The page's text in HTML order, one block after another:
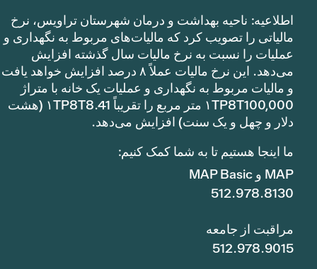
اطلاعیه: ناحیه بهداشت و درمان شهرستان تراویس، نرخ
مالیاتی را تصویب کرد که مالیات‌های مربوط به نگهداری و
عملیات را نسبت به نرخ مالیات سال گذشته افزایش
می‌دهد. این نرخ مالیات عملاً ۸ درصد افزایش خواهد یافت
و مالیات مربوط به نگهداری و عملیات یک خانه با متراژ
۱TP8T100,000 متر مربع را تقریباً ۱TP8T8.41 (هشت
دلار و چهل و یک سنت) افزایش می‌دهد.
ما اینجا هستیم تا به شما کمک کنیم:
MAP و MAP Basic
512.978.8130
مراقبت از جامعه
512.978.9015